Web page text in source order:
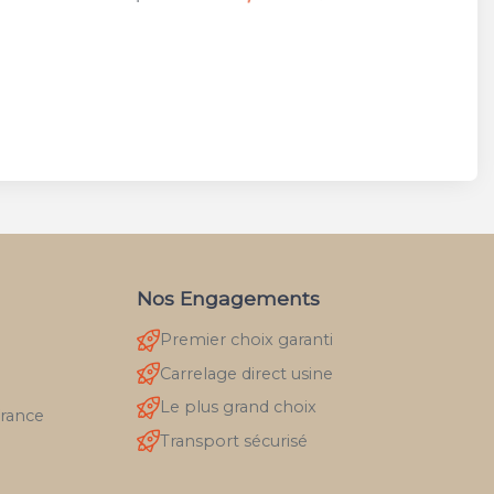
Nos Engagements
Premier choix garanti
Carrelage direct usine
Le plus grand choix
Transport sécurisé